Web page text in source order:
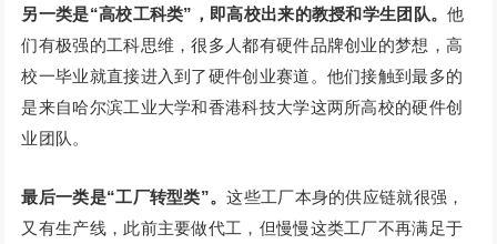
另一类是“高校工科类”，即高校出来的教授和学生团队。他
们有极强的工科思维，很多人都有硬件品牌创业的梦想，高
校一毕业就直接进入到了硬件创业赛道。他们接触到最多的
是来自哈尔滨工业大学和香港科技大学这两所高校的硬件创
业团队。
最后一类是“工厂转型类”。这些工厂本身的供应链就很强，
又有生产线，此前主要做代工，但慢慢这类工厂不再满足于